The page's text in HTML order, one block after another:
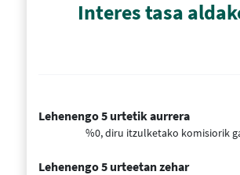
Interes tasa
Lehenengo 5 urtetik aurrera
%0, diru itzulketako komisiorik
Lehenengo 5 urteetan zehar